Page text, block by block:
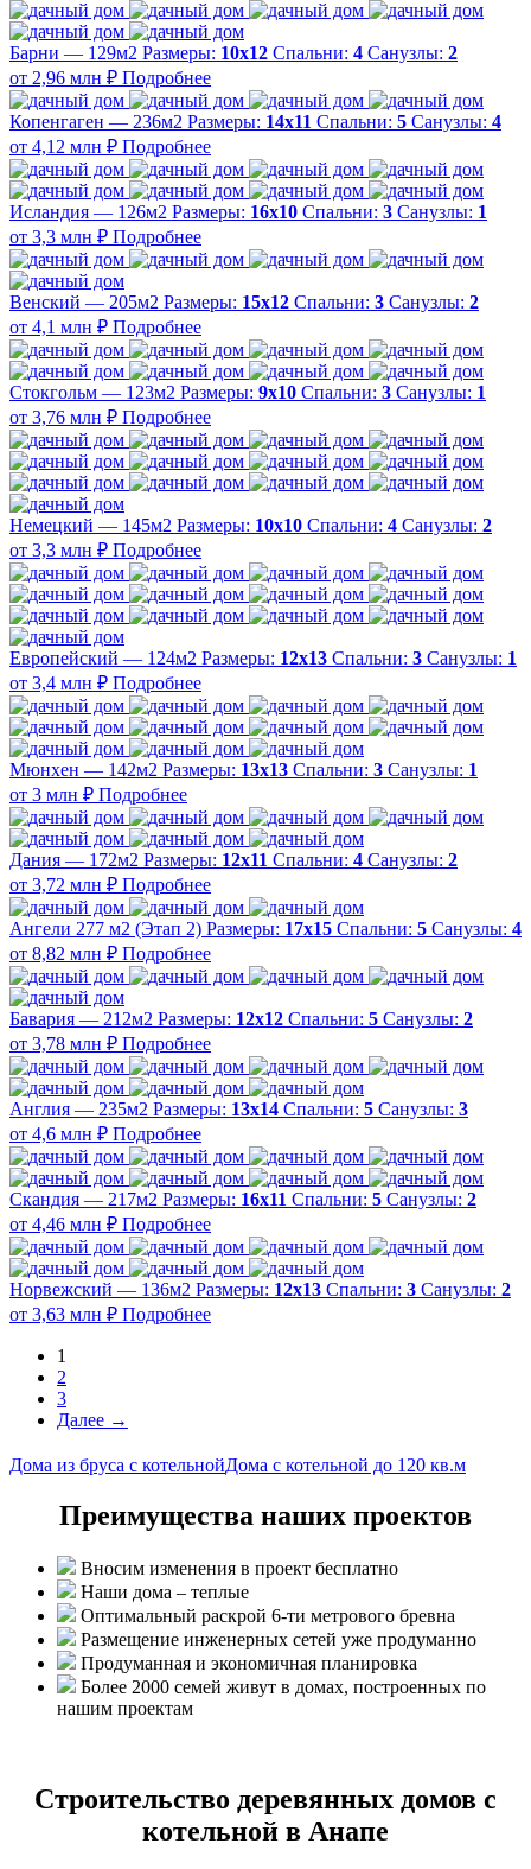
Барни — 129м2 Размеры: 10х12 Спальни: 4 Санузлы: 2
от 2,96 млн ₽ Подробнее
Копенгаген — 236м2 Размеры: 14х11 Спальни: 5 Санузлы: 4
от 4,12 млн ₽ Подробнее
Исландия — 126м2 Размеры: 16х10 Спальни: 3 Санузлы: 1
от 3,3 млн ₽ Подробнее
Венский — 205м2 Размеры: 15х12 Спальни: 3 Санузлы: 2
от 4,1 млн ₽ Подробнее
Стокгольм — 123м2 Размеры: 9х10 Спальни: 3 Санузлы: 1
от 3,76 млн ₽ Подробнее
Немецкий — 145м2 Размеры: 10х10 Спальни: 4 Санузлы: 2
от 3,3 млн ₽ Подробнее
Европейский — 124м2 Размеры: 12х13 Спальни: 3 Санузлы: 1
от 3,4 млн ₽ Подробнее
Мюнхен — 142м2 Размеры: 13х13 Спальни: 3 Санузлы: 1
от 3 млн ₽ Подробнее
Дания — 172м2 Размеры: 12х11 Спальни: 4 Санузлы: 2
от 3,72 млн ₽ Подробнее
Ангели 277 м2 (Этап 2) Размеры: 17х15 Спальни: 5 Санузлы: 4
от 8,82 млн ₽ Подробнее
Бавария — 212м2 Размеры: 12х12 Спальни: 5 Санузлы: 2
от 3,78 млн ₽ Подробнее
Англия — 235м2 Размеры: 13х14 Спальни: 5 Санузлы: 3
от 4,6 млн ₽ Подробнее
Скандия — 217м2 Размеры: 16х11 Спальни: 5 Санузлы: 2
от 4,46 млн ₽ Подробнее
Норвежский — 136м2 Размеры: 12х13 Спальни: 3 Санузлы: 2
от 3,63 млн ₽ Подробнее
1
2
3
Далее →
Дома из бруса с котельнойДома с котельной до 120 кв.м
Преимущества наших проектов
Вносим изменения в проект бесплатно
Наши дома – теплые
Оптимальный раскрой 6-ти метрового бревна
Размещение инженерных сетей уже продуманно
Продуманная и экономичная планировка
Более 2000 семей живут в домах, построенных по
нашим проектам
Строительство деревянных домов с
котельной в Анапе